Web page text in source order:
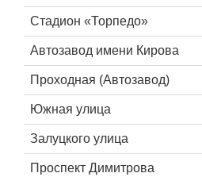
Стадион «Торпедо»
Автозавод имени Кирова
Проходная (Автозавод)
Южная улица
Залуцкого улица
Проспект Димитрова